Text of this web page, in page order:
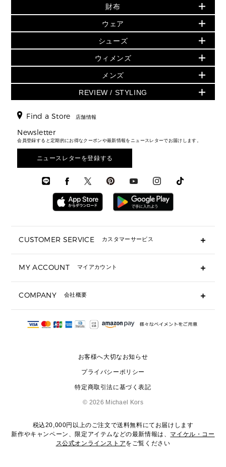
小物
シューズ・靴
ウェア
アクセサリー
時計
▶ メンズ
バッグ
ウェア
アクセサリー
追加アイテム
▶ ウィメンズすべて(ウェア・シューズ除く)
バッグ
財布・小物
ウェア
シューズ
時計・ジュエリー
アクセサリー
メンズ バッグ
メンズ 財布・小物
メンズ シューズ
メンズ ウェア
メンズ 時計・その他
▶ すべて
▶ ウィメンズすべて
財布・小物
アクセサリー
フレグランス
シューズ
▶ メンズすべて
メンズ財布・小物
メンズアクセサリー
メンズウェア
人気の定番アイテム
日本限定 - バッグ
▶ ウィメンズすべて
トートバッグ
ショルダーバッグ
クロスボディ・斜め掛け
トラベル
3 IN 1 / 2 IN 1 バッグ
▶ メンズすべて
財布
日本限定 - 財布・小物
▶ ウィメンズすべて
GREENWICH
折り財布(二つ折り・三つ折り)
長財布
▶ メンズすべて
ウェア
▶ ウィメンズすべて
トップス
スカート・パンツ
ジャケット・アウター
▶ メンズすべて
シューズ
▶ ウィメンズすべて
サンダル
スニーカー
▶ メンズすべて
ウィメンズ
人気の定番アイテム
▶ ウィメンズすべて
▶ バッグすべて
通勤・通学アイテム
3 IN 1 バッグ
ミニ財布・フラグメントケース
▶ 小物すべて
定期ケース・カードケース・名刺入れ
サンダル
スニーカー
▶ ウェア
メンズ
▶ メンズすべて
財布・小物
時計・ジュエリー
アクセサリー
REVIEW / STYLING
エディターレビュー
Find a Store 店舗情報
Newsletter
会員登録すると定期的にお得なクーポンや最新情報をニュースレターでお届けします。
ニュースレターを登録する
CUSTOMER SERVICE カスタマーサービス
ギフト用にラッピングができますか？
ショッピングバッグを購入商品分送ってもらえますか？
注文後に完了メールが受信できないのですが？
サイズ交換はできますか？
MY ACCOUNT マイアカウント
COMPANY 会社概要
会社概要
お客様へ大切なお知らせ
プライバシーポリシー
特定商取引法に基づく表記
© 2026 Michael Kors
税込20,000円以上のご注文で送料無料にてお届けします
新作やキャンペーン、限定アイテムなどの最新情報は、 マイケル・コー
ス公式オンラインストアをご覧ください